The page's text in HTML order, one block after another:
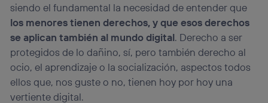
siendo el fundamental la necesidad de entender que
los menores tienen derechos, y que esos derechos
se aplican también al mundo digital. Derecho a ser
protegidos de lo dañino, sí, pero también derecho al
ocio, el aprendizaje o la socialización, aspectos todos
ellos que, nos guste o no, tienen hoy por hoy una
vertiente digital.